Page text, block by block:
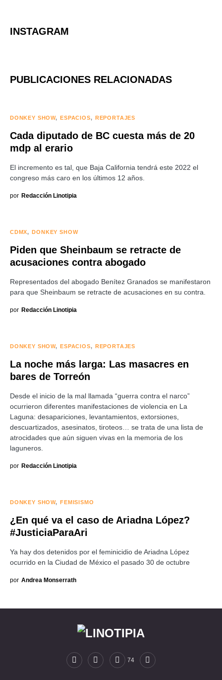
INSTAGRAM
PUBLICACIONES RELACIONADAS
DONKEY SHOW ESPACIOS REPORTAJES
Cada diputado de BC cuesta más de 20
mdp al erario
El incremento es tal, que Baja California tendrá este 2022 el
congreso más caro en los últimos 12 años.
por Redacción Linotipia
CDMX DONKEY SHOW
Piden que Sheinbaum se retracte de
acusaciones contra abogado
Representados del abogado Benítez Granados se manifestaron
para que Sheinbaum se retracte de acusaciones en su contra.
por Redacción Linotipia
DONKEY SHOW ESPACIOS REPORTAJES
La noche más larga: Las masacres en
bares de Torreón
Desde el inicio de la mal llamada “guerra contra el narco”
ocurrieron diferentes manifestaciones de violencia en La
Laguna: desapariciones, levantamientos, extorsiones,
descuartizados, asesinatos, tiroteos… se trata de una lista de
atrocidades que aún siguen vivas en la memoria de los
laguneros.
por Redacción Linotipia
DONKEY SHOW FEMISISMO
¿En qué va el caso de Ariadna López?
#JusticiaParaAri
Ya hay dos detenidos por el feminicidio de Ariadna López
ocurrido en la Ciudad de México el pasado 30 de octubre
por Andrea Monserrath
74